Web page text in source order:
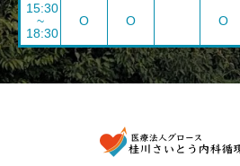
15:30
~
18:30
O O O